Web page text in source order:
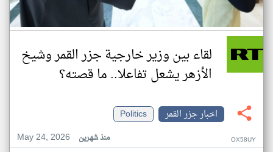
لقاء بين وزير خارجية جزر القمر وشيخ
الأزهر يشعل تفاعلا.. ما قصته؟
اخبار جزر القمر
Politics
May 24, 2026
منذ شهرين OX58UY